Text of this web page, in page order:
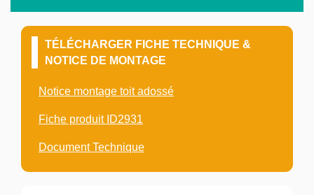
TÉLÉCHARGER FICHE TECHNIQUE &
NOTICE DE MONTAGE
Notice montage toit adossé
Fiche produit ID2931
Document Technique